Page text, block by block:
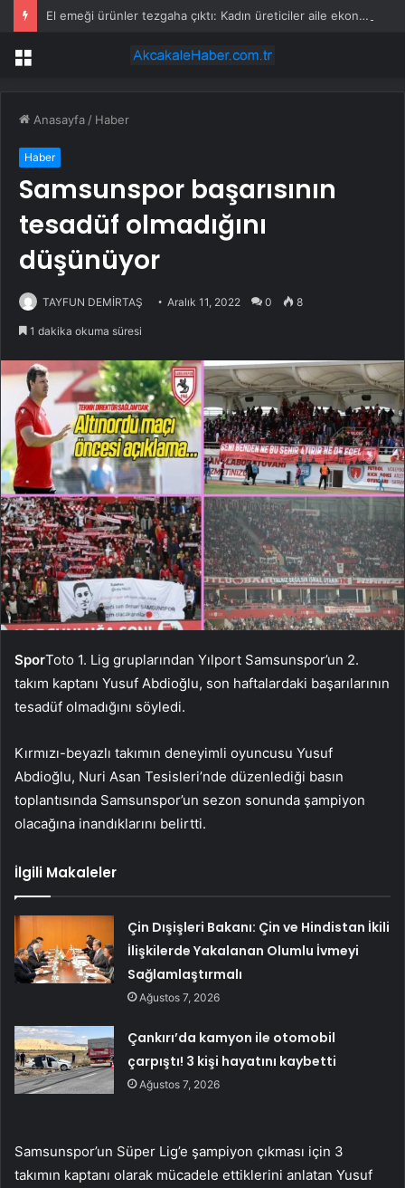
El emeği ürünler tezgaha çıktı: Kadın üreticiler aile ekonomisine katkı sağlıyor
Menü
Anasayfa / Haber
Haber
Samsunspor başarısının
tesadüf olmadığını
düşünüyor
TAYFUN DEMİRTAŞ Aralık 11, 2022 0 8
1 dakika okuma süresi
SporToto 1. Lig gruplarından Yılport Samsunspor’un 2.
takım kaptanı Yusuf Abdioğlu, son haftalardaki başarılarının
tesadüf olmadığını söyledi.
Kırmızı-beyazlı takımın deneyimli oyuncusu Yusuf
Abdioğlu, Nuri Asan Tesisleri’nde düzenlediği basın
toplantısında Samsunspor’un sezon sonunda şampiyon
olacağına inandıklarını belirtti.
İlgili Makaleler
Çin Dışişleri Bakanı: Çin ve Hindistan İkili
İlişkilerde Yakalanan Olumlu İvmeyi
Sağlamlaştırmalı
Ağustos 7, 2026
Çankırı’da kamyon ile otomobil
çarpıştı! 3 kişi hayatını kaybetti
Ağustos 7, 2026
Samsunspor’un Süper Lig’e şampiyon çıkması için 3
takımın kaptanı olarak mücadele ettiklerini anlatan Yusuf